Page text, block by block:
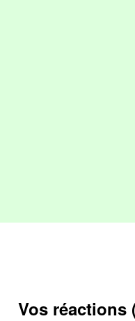
Vos réactions